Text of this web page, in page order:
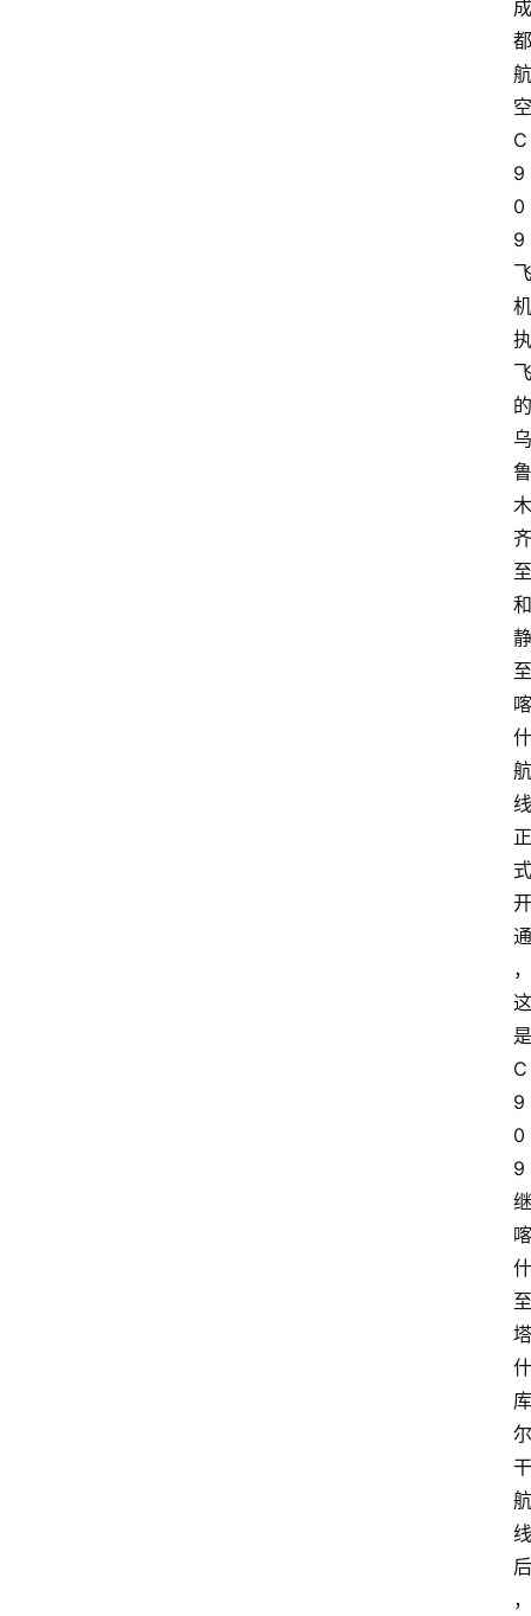
成
都
航
空
C
9
0
9
飞
机
执
飞
的
乌
鲁
木
齐
至
和
静
至
喀
什
航
线
正
式
开
通
，
这
是
C
9
0
9
继
喀
什
至
塔
什
库
尔
干
航
线
后
，